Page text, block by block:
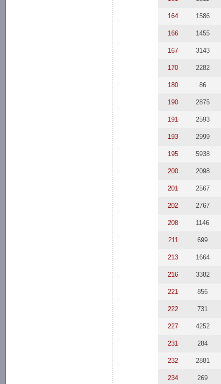
164 1586
166 1455
167 3143
170 2282
180 86
190 2875
191 2593
193 2999
195 5938
200 2098
201 2567
202 2767
208 1146
211 699
213 1664
216 3382
221 856
222 731
227 4252
231 284
232 2881
234 269